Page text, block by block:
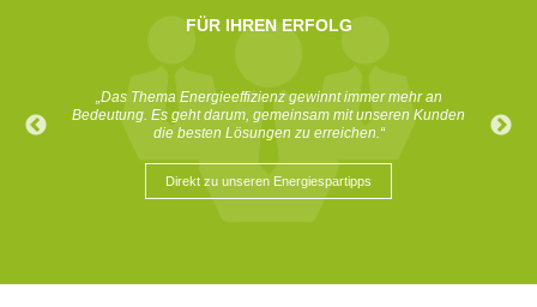
FÜR IHREN ERFOLG
„Wir sichern den Erfolg unserer Kunden durch optimierte
Energiebeschaffung, umfassende Beratung und
Marktinformation.“
Direkt zu unseren Marktinformationen
FÜR IHREN ERFOLG
„Das Thema Energieeffizienz gewinnt immer mehr an
Bedeutung. Es geht darum, gemeinsam mit unseren Kunden
die besten Lösungen zu erreichen.“
Direkt zu unseren Energiespartipps